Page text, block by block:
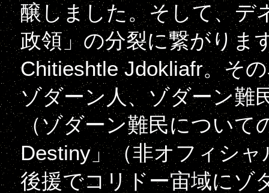
醸しました。そして、デ
政領」の分裂に繋がりま
Chitieshtle Jdokliafr。そ
ゾダーン人、ゾダーン難
（ゾダーン難民について
Destiny」（非オフィシ
後援でコリドー宙域にゾ